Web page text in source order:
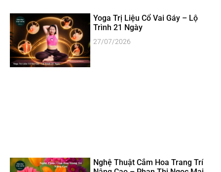
Yoga Trị Liệu Cổ Vai Gáy – Lộ
Trình 21 Ngày
27/07/2026
Nghệ Thuật Cắm Hoa Trang Trí